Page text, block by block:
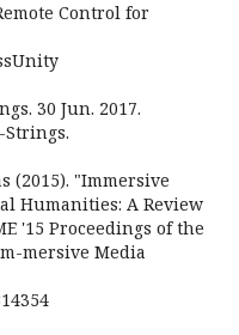
Control for
30 Jun. 2017.
(2015). "Immersive
Humanities: A Review
'15 Proceedings of the
mersive Media